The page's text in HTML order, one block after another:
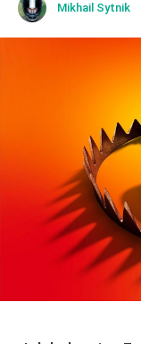
Mikhail Sytnik